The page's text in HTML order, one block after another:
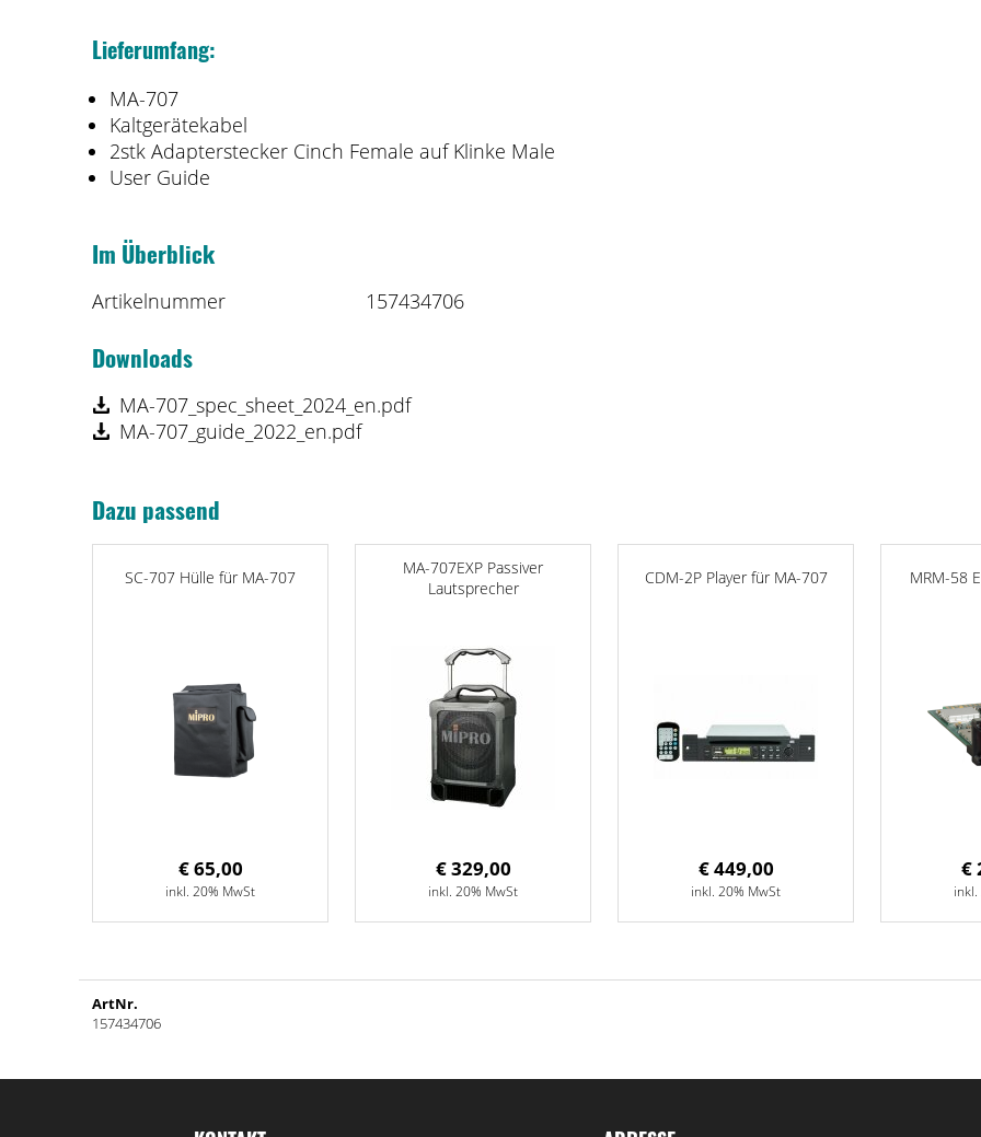
Lieferumfang:
MA-707
Kaltgerätekabel
2stk Adapterstecker Cinch Female auf Klinke Male
User Guide
Im Überblick
Artikelnummer 157434706
Downloads
MA-707_spec_sheet_2024_en.pdf
MA-707_guide_2022_en.pdf
Dazu passend
SC-707 Hülle für MA-707
€ 65,00
inkl. 20% MwSt
MA-707EXP Passiver
Lautsprecher
€ 329,00
inkl. 20% MwSt
CDM-2P Player für MA-707
€ 449,00
inkl. 20% MwSt
MRM-58
€
inkl.
ArtNr.
157434706